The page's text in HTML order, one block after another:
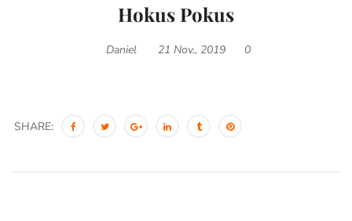
Hokus Pokus
Daniel 21 Nov., 2019 0
SHARE: